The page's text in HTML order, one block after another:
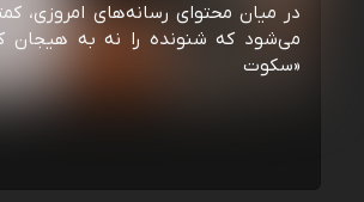
در میان محتوای رسانه‌های امروزی،
می‌شود که شنونده را نه به هیجان
«سکوت